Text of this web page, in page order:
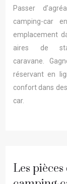
Passer
camping-car
emplacement
aires de
caravane.
réservant en
confort dans
car.
Les pièces